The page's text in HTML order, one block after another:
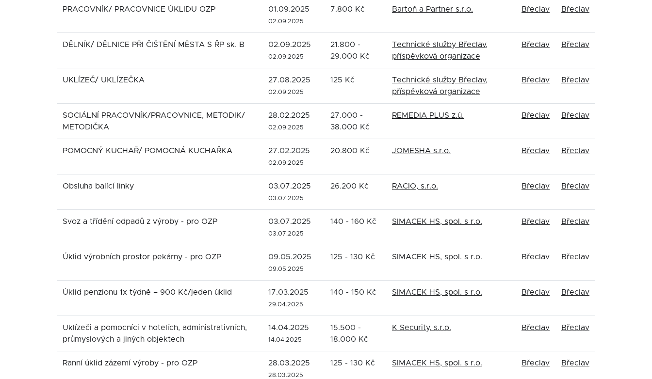
PRACOVNÍK/ PRACOVNICE ÚKLIDU OZP 01.09.2025
02.09.2025
7.800 Kč Bartoň a Partner s.r.o. Břeclav Břeclav
DĚLNÍK/ DĚLNICE PŘI ČIŠTĚNÍ MĚSTA S ŘP sk. B 02.09.2025
02.09.2025
21.800 -
29.000 Kč
Technické služby Břeclav,
příspěvková organizace
Břeclav Břeclav
UKLÍZEČ/ UKLÍZEČKA 27.08.2025
02.09.2025
125 Kč
Technické služby Břeclav,
příspěvková organizace
Břeclav Břeclav
SOCIÁLNÍ PRACOVNÍK/PRACOVNICE, METODIK/
METODIČKA
28.02.2025
02.09.2025
27.000 -
38.000 Kč
REMEDIA PLUS z.ú. Břeclav Břeclav
POMOCNÝ KUCHAŘ/ POMOCNÁ KUCHAŘKA 27.02.2025
02.09.2025
20.800 Kč JOMESHA s.r.o. Břeclav Břeclav
Obsluha balící linky 03.07.2025
03.07.2025
26.200 Kč RACIO, s.r.o. Břeclav Břeclav
Svoz a třídění odpadů z výroby - pro OZP 03.07.2025
03.07.2025
140 - 160 Kč SIMACEK HS, spol. s r.o. Břeclav Břeclav
Úklid výrobních prostor pekárny - pro OZP 09.05.2025
09.05.2025
125 - 130 Kč SIMACEK HS, spol. s r.o. Břeclav Břeclav
Úklid penzionu 1x týdně – 900 Kč/jeden úklid 17.03.2025
29.04.2025
140 - 150 Kč SIMACEK HS, spol. s r.o. Břeclav Břeclav
Uklízeči a pomocníci v hotelích, administrativních,
průmyslových a jiných objektech
14.04.2025
14.04.2025
15.500 -
18.000 Kč
K Security, s.r.o. Břeclav Břeclav
Ranní úklid zázemí výroby - pro OZP 28.03.2025
28.03.2025
125 - 130 Kč SIMACEK HS, spol. s r.o. Břeclav Břeclav